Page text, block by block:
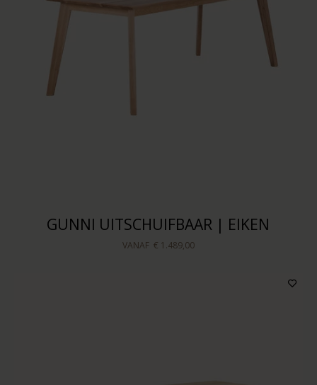
GUNNI UITSCHUIFBAAR | EIKEN
VANAF € 1.489,00